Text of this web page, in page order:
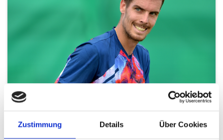
Zustimmung Details Über Cookies
Qualifying